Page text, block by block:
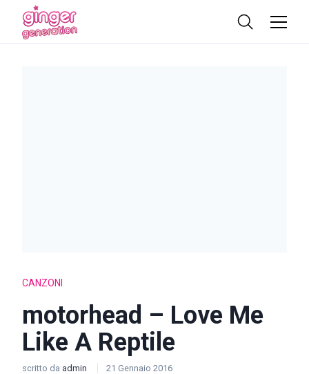
CANZONI
motorhead – Love Me
Like A Reptile
scritto da admin 21 Gennaio 2016